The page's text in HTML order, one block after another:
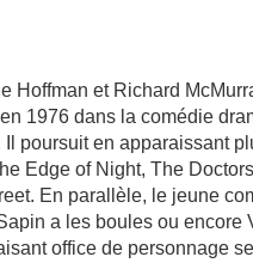
Hoffman et Richard
1976 dans la comédie
poursuit en apparaissant
Edge of Night, The
En parallèle, le jeune
a les boules ou
office de personnage